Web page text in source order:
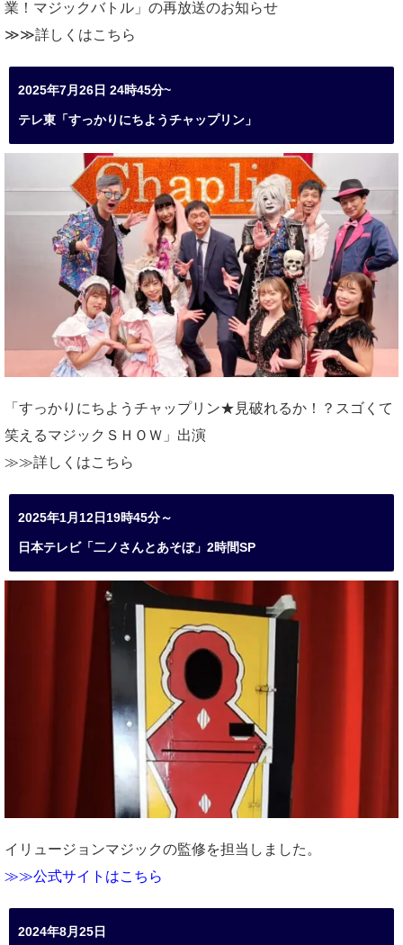
業！マジックバトル」の再放送のお知らせ
≫≫詳しくはこちら
2025年7月26日 24時45分~
テレ東「すっかりにちようチャップリン」
「すっかりにちようチャップリン★見破れるか！？スゴくて
笑えるマジックＳＨＯＷ」出演
≫≫詳しくはこちら
2025年1月12日19時45分～
日本テレビ「二ノさんとあそぼ」2時間SP
イリュージョンマジックの監修を担当しました。
≫≫公式サイトはこちら
2024年8月25日